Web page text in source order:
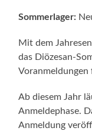
Sommerlager:
Mit dem
das Diözesan-
Voranmeldungen
Ab diesem Jahr
Anmeldephase.
Anmeldung